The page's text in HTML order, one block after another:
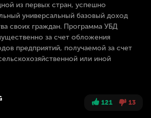
из первых стран, успешно
универсальный базовый доход
своих граждан. Программа УБД
за счет обложения
предприятий, получаемой за счет
или иной
121 13